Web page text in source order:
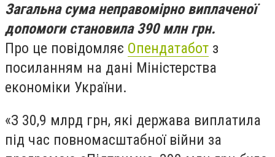
Загальна сума неправомірно виплаченої
допомоги становила 390 млн грн.
Про це повідомляє Опендатабот з
посиланням на дані Міністерства
економіки України.
«З 30,9 млрд грн, які держава виплатила
під час повномасштабної війни за